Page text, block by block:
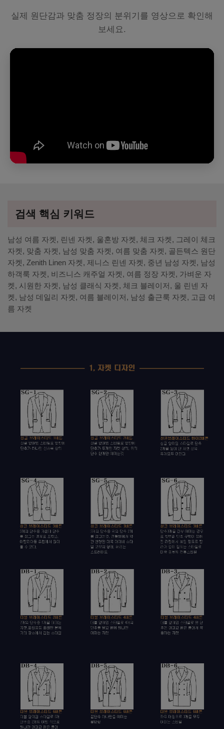
실제 원단감과 맞춤 정장의 분위기를 영상으로 확인해
보세요.
검색 핵심 키워드
남성 여름 자켓, 린넨 자켓, 울혼방 자켓, 체크 자켓, 그레이 체크
자켓, 맞춤 자켓, 남성 맞춤 자켓, 여름 맞춤 자켓, 골든텍스 원단
자켓, Zenith Linen 자켓, 제니스 린넨 자켓, 중년 남성 자켓, 남성
하객룩 자켓, 비즈니스 캐주얼 자켓, 여름 정장 자켓, 가벼운 자
켓, 시원한 자켓, 남성 클래식 자켓, 체크 블레이저, 울 린넨 자
켓, 남성 데일리 자켓, 여름 블레이저, 남성 출근룩 자켓, 고급 여
름 자켓